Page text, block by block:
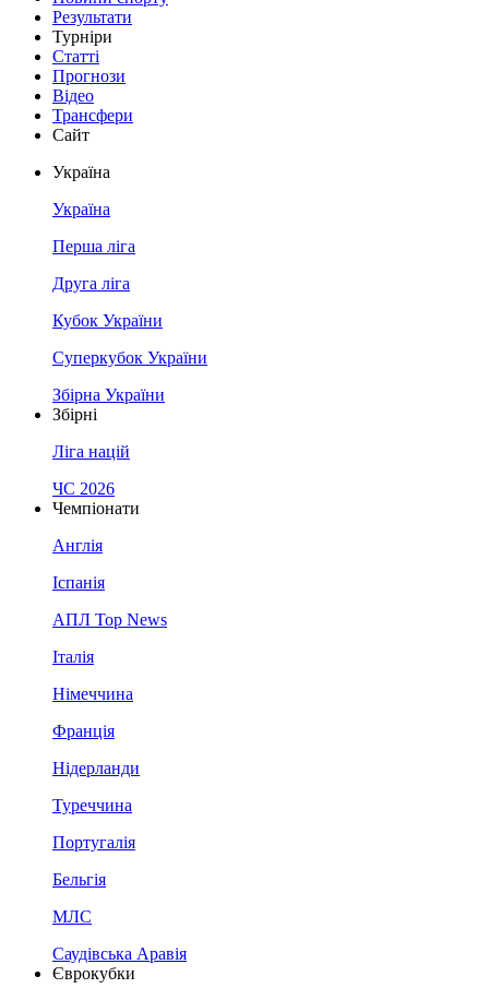
Результати
Турніри
Статті
Прогнози
Відео
Трансфери
Сайт
Україна
Україна
Перша ліга
Друга ліга
Кубок України
Суперкубок України
Збірна України
Збірні
Ліга націй
ЧС 2026
Чемпіонати
Англія
Іспанія
АПЛ Top News
Італія
Німеччина
Франція
Нідерланди
Туреччина
Португалія
Бельгія
МЛС
Саудівська Аравія
Єврокубки